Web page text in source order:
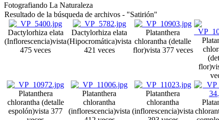
Fotografiando La Naturaleza
Resultado de la búsqueda de archivos - "Satirión"
Dactylorhiza elata
(Inflorescencia)vista
475 veces
Dactylorhiza elata
(Hipocromática)vista
421 veces
Platanthera
chlorantha (detalle
flor)vista 377 veces
flor)
Platanthera
chlorantha (detalle
espolón)vista 377
Platanthera
chlorantha
(inflorescencia)vista
Platanthera
chlorantha
(inflorescencia)vista